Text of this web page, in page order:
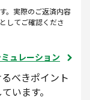
。実際のご返済内容
してご確認くださ
ュレーション
べきポイント
います。